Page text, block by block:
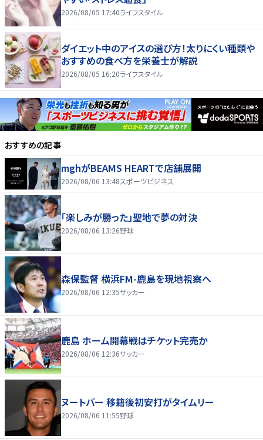
2026/08/05 17:40ライフスタイル
ダイエット中のアイスの選び方！太りにくい種類や
おすすめの食べ方を栄養士が解説
2026/08/05 16:20ライフスタイル
おすすめの記事
mghがBEAMS HEARTで店舗展開
2026/08/06 13:48スポーツビジネス
「楽しみが勝った」聖地で夢の対決
2026/08/06 13:26野球
森保監督 横浜FM-鹿島を現地視察へ
2026/08/06 12:35サッカー
鹿島 ホーム開幕戦はチケット完売か
2026/08/06 12:36サッカー
ヌートバー 移籍後初安打がタイムリー
2026/08/06 11:55野球